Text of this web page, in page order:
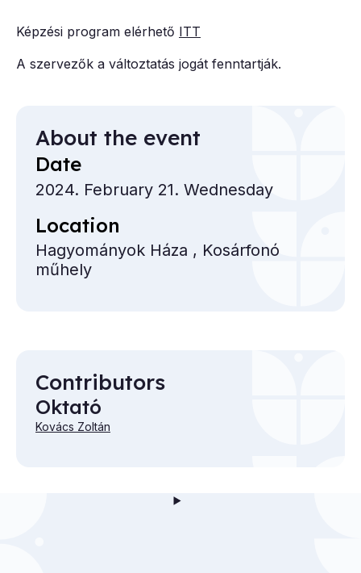
Képzési program elérhető ITT
A szervezők a változtatás jogát fenntartják.
About the event
Date
2024. February 21. Wednesday
Location
Hagyományok Háza , Kosárfonó
műhely
Contributors
Oktató
Kovács Zoltán